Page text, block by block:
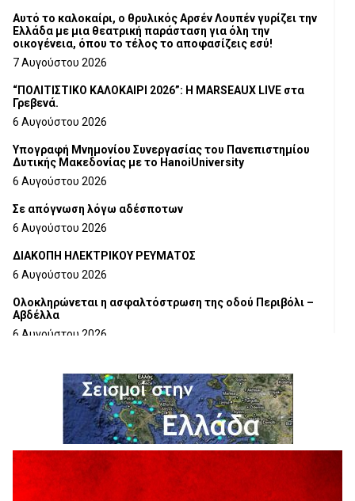
Αυτό το καλοκαίρι, ο θρυλικός Αρσέν Λουπέν γυρίζει την
Ελλάδα με μια θεατρική παράσταση για όλη την
οικογένεια, όπου το τέλος το αποφασίζεις εσύ!
7 Αυγούστου 2026
“ΠΟΛΙΤΙΣΤΙΚΟ ΚΑΛΟΚΑΙΡΙ 2026”: Η MARSEAUX LIVE στα
Γρεβενά.
6 Αυγούστου 2026
Υπογραφή Μνημονίου Συνεργασίας του Πανεπιστημίου
Δυτικής Μακεδονίας με το HanoiUniversity
6 Αυγούστου 2026
Σε απόγνωση λόγω αδέσποτων
6 Αυγούστου 2026
ΔΙΑΚΟΠΗ ΗΛΕΚΤΡΙΚΟΥ ΡΕΥΜΑΤΟΣ
6 Αυγούστου 2026
Ολοκληρώνεται η ασφαλτόστρωση της οδού Περιβόλι –
Αβδέλλα
6 Αυγούστου 2026
5 Αυγούστου 2026
Ο ΑΝΔΡΕΑΣ ΑΣΛΑΝΙΔΗΣ ΣΥΝΕΧΙΖΕΙ ΣΤΟΝ ΠΡΩΤΕΑ
ΓΡΕΒΕΝΩΝ
5 Αυγούστου 2026
Ευχαριστήριο Εκπολιτιστικού Συλλόγου Ταξιάρχη προς κ.
Παρασχάκη Αθανάσιο